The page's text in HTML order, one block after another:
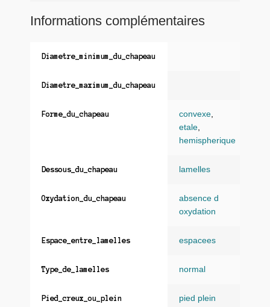
Informations complémentaires
Diametre_minimum_du_chapeau
Diametre_maximum_du_chapeau
Forme_du_chapeau convexe
etale
hemispherique
Dessous_du_chapeau lamelles
Oxydation_du_chapeau
absence d
oxydation
Espace_entre_lamelles espacees
Type_de_lamelles normal
Pied_creux_ou_plein pied plein